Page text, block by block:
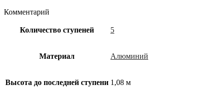
Комментарий
Количество ступеней 5
Материал Алюминий
Высота до последней ступени 1,08 м